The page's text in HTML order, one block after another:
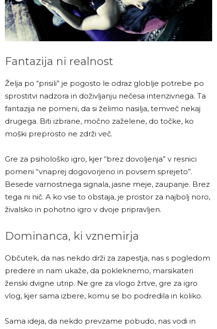
Fantazija ni realnost
Želja po “prisili” je pogosto le odraz globlje potrebe po
sprostitvi nadzora in doživljanju nečesa intenzivnega. Ta
fantazija ne pomeni, da si želimo nasilja, temveč nekaj
drugega. Biti izbrane, močno zaželene, do točke, ko
moški preprosto ne zdrži več.
Gre za psihološko igro, kjer “brez dovoljenja” v resnici
pomeni “vnaprej dogovorjeno in povsem sprejeto”.
Besede varnostnega signala, jasne meje, zaupanje. Brez
tega ni nič. A ko vse to obstaja, je prostor za najbolj noro,
živalsko in pohotno igro v dvoje pripravljen.
Dominanca, ki vznemirja
Občutek, da nas nekdo drži za zapestja, nas s pogledom
predere in nam ukaže, da pokleknemo, marsikateri
ženski dvigne utrip. Ne gre za vlogo žrtve, gre za igro
vlog, kjer sama izbere, komu se bo podredila in koliko.
Sama ideja, da nekdo prevzame pobudo, nas vodi in